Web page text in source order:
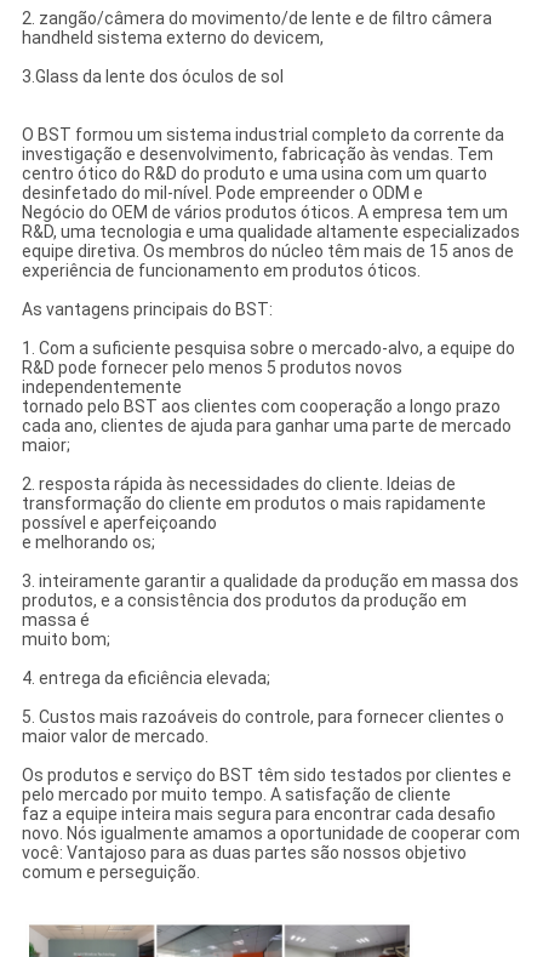
2. zangão/câmera do movimento/de lente e de filtro câmera
handheld sistema externo do devicem,
3.Glass da lente dos óculos de sol
O BST formou um sistema industrial completo da corrente da
investigação e desenvolvimento, fabricação às vendas. Tem
centro ótico do R&D do produto e uma usina com um quarto
desinfetado do mil-nível. Pode empreender o ODM e
Negócio do OEM de vários produtos óticos. A empresa tem um
R&D, uma tecnologia e uma qualidade altamente especializados
equipe diretiva. Os membros do núcleo têm mais de 15 anos de
experiência de funcionamento em produtos óticos.
As vantagens principais do BST:
1. Com a suficiente pesquisa sobre o mercado-alvo, a equipe do
R&D pode fornecer pelo menos 5 produtos novos
independentemente
tornado pelo BST aos clientes com cooperação a longo prazo
cada ano, clientes de ajuda para ganhar uma parte de mercado
maior;
2. resposta rápida às necessidades do cliente. Ideias de
transformação do cliente em produtos o mais rapidamente
possível e aperfeiçoando
e melhorando os;
3. inteiramente garantir a qualidade da produção em massa dos
produtos, e a consistência dos produtos da produção em
massa é
muito bom;
4. entrega da eficiência elevada;
5. Custos mais razoáveis do controle, para fornecer clientes o
maior valor de mercado.
Os produtos e serviço do BST têm sido testados por clientes e
pelo mercado por muito tempo. A satisfação de cliente
faz a equipe inteira mais segura para encontrar cada desafio
novo. Nós igualmente amamos a oportunidade de cooperar com
você: Vantajoso para as duas partes são nossos objetivo
comum e perseguição.